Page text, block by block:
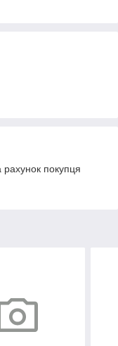
покупця